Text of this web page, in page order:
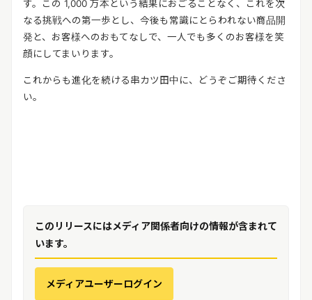
す。この 1,000 万本という結果におごることなく、これを次
なる挑戦への第一歩とし、今後も常識にとらわれない商品開
発と、お客様へのおもてなしで、一人でも多くのお客様を笑
顔にしてまいります。
これからも進化を続ける串カツ田中に、どうぞご期待くださ
い。
このリリースにはメディア関係者向けの情報が含まれて
います。
メディアユーザーログイン